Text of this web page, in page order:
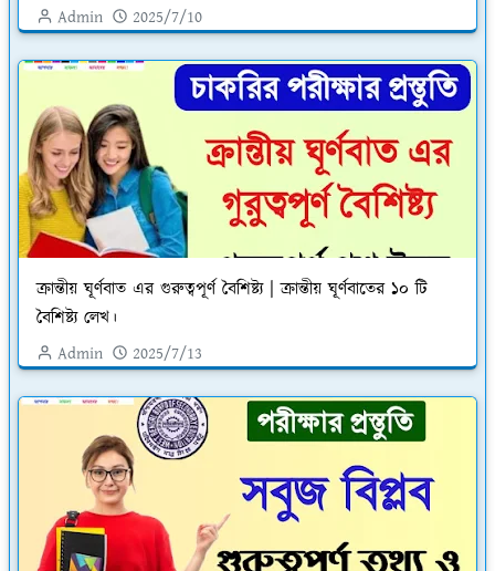
Admin 2025/7/10
ক্রান্তীয় ঘূর্ণবাত এর গুরুত্বপূর্ণ বৈশিষ্ট্য | ক্রান্তীয় ঘূর্ণবাতের ১০ টি
বৈশিষ্ট্য লেখ।
Admin 2025/7/13